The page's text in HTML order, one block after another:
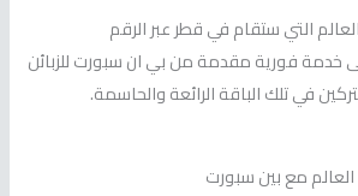
التي ستقام في قطر عبر الرقم
على خدمة فورية مقدمة من بي ان سبورت للزبائن
في تلك الباقة الرائعة والحاسمة.
مع بين سبورت